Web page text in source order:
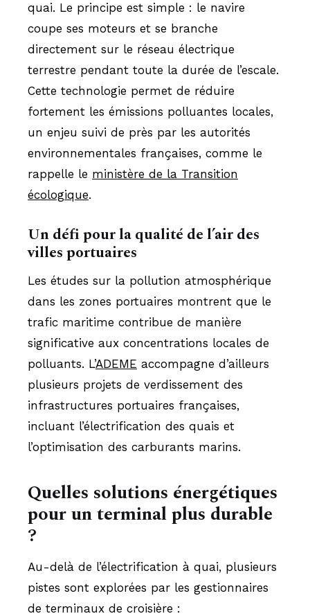
quai. Le principe est simple : le navire
coupe ses moteurs et se branche
directement sur le réseau électrique
terrestre pendant toute la durée de l’escale.
Cette technologie permet de réduire
fortement les émissions polluantes locales,
un enjeu suivi de près par les autorités
environnementales françaises, comme le
rappelle le ministère de la Transition
écologique.
Un défi pour la qualité de l’air des
villes portuaires
Les études sur la pollution atmosphérique
dans les zones portuaires montrent que le
trafic maritime contribue de manière
significative aux concentrations locales de
polluants. L’ADEME accompagne d’ailleurs
plusieurs projets de verdissement des
infrastructures portuaires françaises,
incluant l’électrification des quais et
l’optimisation des carburants marins.
Quelles solutions énergétiques
pour un terminal plus durable
?
Au-delà de l’électrification à quai, plusieurs
pistes sont explorées par les gestionnaires
de terminaux de croisière :